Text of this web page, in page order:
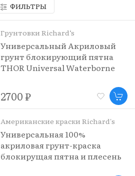
ФИЛЬТРЫ
Грунтовки Richard‘s
Универсальный Акриловый
грунт блокирующий пятна
THOR Universal Waterborne
2700 ₽
Американские краски Richard's
Универсальная 100%
акриловая грунт-краска
блокирущая пятна и плесень